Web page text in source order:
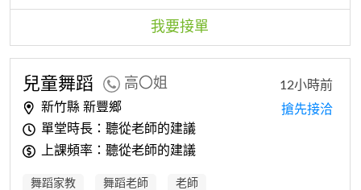
捷的社區長輩 講師費用： 2,000 元 備註：因應本案行
政經費核銷流程，當天需請老師協助簽署金額為 4,000
元之講師費領據（此部份不會影響老師的綜合所得稅稅
金） 再勞煩老師協助確認當天行程是否方便。非常感謝
您的幫忙！ 再請老師與我連繫 楊小姐 0**********
我要接單
兒童舞蹈 高〇姐
新竹縣 新豐鄉
單堂時長：聽從老師的建議
上課頻率：聽從老師的建議
12小時前
搶先接洽
舞蹈家教 舞蹈老師 老師